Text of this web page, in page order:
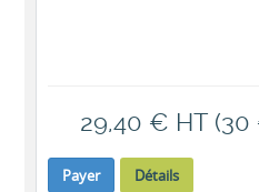
29,40 € HT
Payer Détails